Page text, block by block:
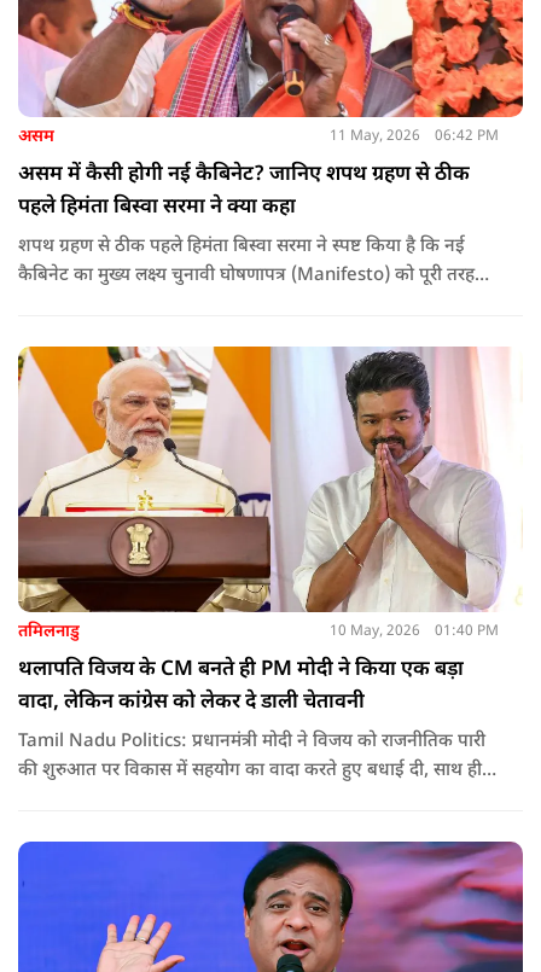
असम 11 May, 2026 06:42 PM
असम में कैसी होगी नई कैबिनेट? जानिए शपथ ग्रहण से ठीक
पहले हिमंता बिस्वा सरमा ने क्या कहा
शपथ ग्रहण से ठीक पहले हिमंता बिस्वा सरमा ने स्पष्ट किया है कि नई
कैबिनेट का मुख्य लक्ष्य चुनावी घोषणापत्र (Manifesto) को पूरी तरह
तमिलनाडु 10 May, 2026 01:40 PM
थलापति विजय के CM बनते ही PM मोदी ने किया एक बड़ा
वादा, लेकिन कांग्रेस को लेकर दे डाली चेतावनी
Tamil Nadu Politics: प्रधानमंत्री मोदी ने विजय को राजनीतिक पारी
की शुरुआत पर विकास में सहयोग का वादा करते हुए बधाई दी, साथ ही